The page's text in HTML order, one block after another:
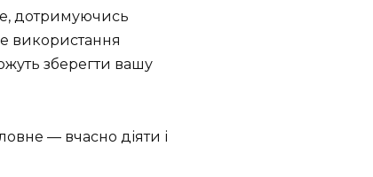
дотримуючись
використання
зберегти вашу
— вчасно діяти і